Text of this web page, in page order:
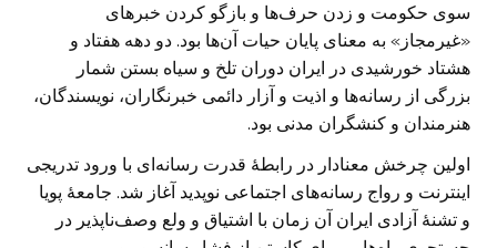
سوی حکومت و زدن حرف‌ها و بازگو کردن خبرهای
«غیرمجاز» به معنای پایان حیات آن‌ها بود. دو دهه هفتاد و
هشتاد خورشیدی در ایران دوران تلخ و سیاه بستن شمار
بزرگی از رسانه‌ها و اذیت و آزار دائمی خبرنگاران، نویسندگان،
هنرمندان و کنشگران مدنی بود.
اولین چرخش معنادار در رابطهٔ قدرت رسانه‌‌ای با ورود تدریجی
اینترنت و رواج رسانه‌های اجتماعی نوپدید آغاز شد. جامعهٔ پویا
و تشنهٔ آزادی ایران آن زمان با اشتیاق و ولع وصف‌ناپذیر در